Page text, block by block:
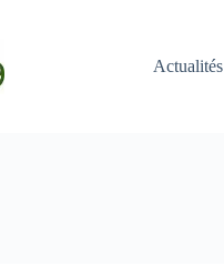
Actualités